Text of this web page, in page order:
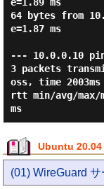
64 bytes from
e=1.87 ms
--- 10.0.0.10
3 packets
oss, time 2003ms
rtt min/avg/max/
ms
Ubuntu
(01) WireGuard